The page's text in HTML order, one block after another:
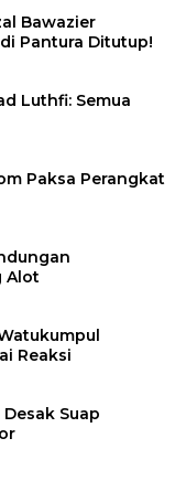
Bawazier
Pantura Ditutup!
Luthfi: Semua
Paksa Perangkat
Alot
Reaksi
Suap